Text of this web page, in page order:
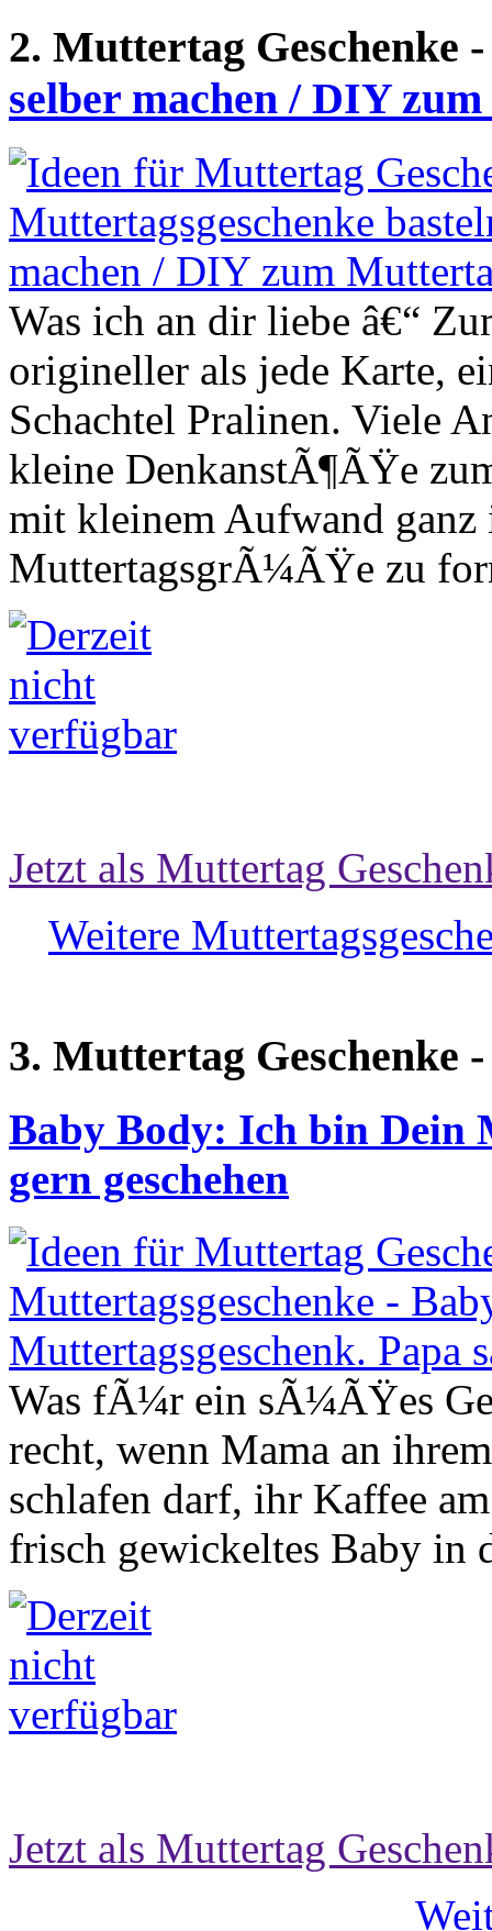
2. Muttertag Geschenke
selber machen / DIY
Was ich an dir liebe â€“
origineller als jede Karte,
Schachtel Pralinen. Viele
kleine DenkanstÃ¶ÃŸe
mit kleinem Aufwand
MuttertagsgrÃ¼ÃŸe zu
Jetzt als Muttertag
Weitere
3. Muttertag Geschenke
Baby Body: Ich bin Dein
gern geschehen
Was fÃ¼r ein sÃ¼ÃŸes
recht, wenn Mama an
schlafen darf, ihr Kaffee
frisch gewickeltes Baby in
Jetzt als Muttertag